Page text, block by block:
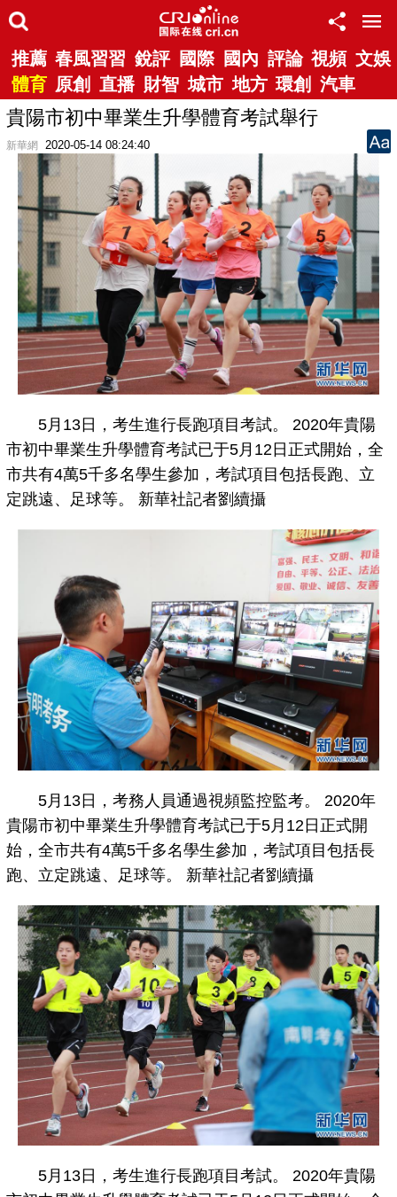
推薦 春風習習 銳評 國際 國內 評論 視頻 文娛
體育 原創 直播 財智 城市 地方 環創 汽車
貴陽市初中畢業生升學體育考試舉行
新華網 2020-05-14 08:24:40
5月13日，考生進行長跑項目考試。 2020年貴陽
市初中畢業生升學體育考試已于5月12日正式開始，全
市共有4萬5千多名學生參加，考試項目包括長跑、立
定跳遠、足球等。 新華社記者劉續攝
5月13日，考務人員通過視頻監控監考。 2020年
貴陽市初中畢業生升學體育考試已于5月12日正式開
始，全市共有4萬5千多名學生參加，考試項目包括長
跑、立定跳遠、足球等。 新華社記者劉續攝
5月13日，考生進行長跑項目考試。 2020年貴陽